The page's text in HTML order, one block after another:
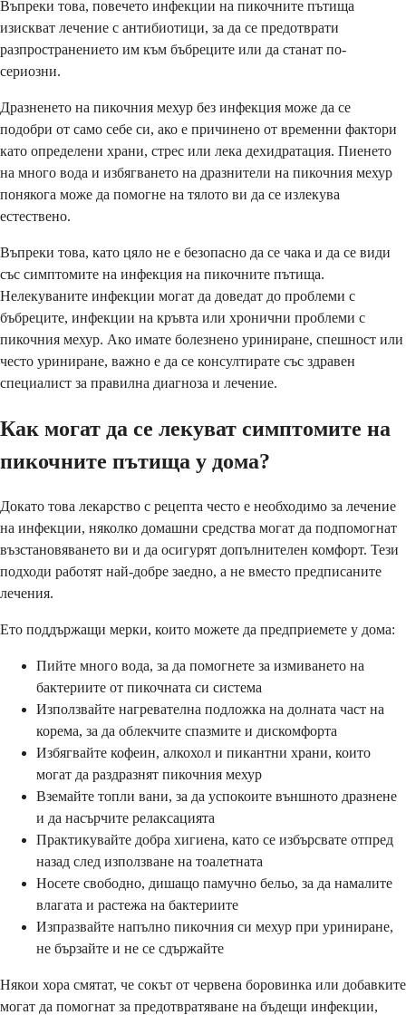
Въпреки това, повечето инфекции на пикочните пътища
изискват лечение с антибиотици, за да се предотврати
разпространението им към бъбреците или да станат по-
сериозни.
Дразненето на пикочния мехур без инфекция може да се
подобри от само себе си, ако е причинено от временни фактори
като определени храни, стрес или лека дехидратация. Пиенето
на много вода и избягването на дразнители на пикочния мехур
понякога може да помогне на тялото ви да се излекува
естествено.
Въпреки това, като цяло не е безопасно да се чака и да се види
със симптомите на инфекция на пикочните пътища.
Нелекуваните инфекции могат да доведат до проблеми с
бъбреците, инфекции на кръвта или хронични проблеми с
пикочния мехур. Ако имате болезнено уриниране, спешност или
често уриниране, важно е да се консултирате със здравен
специалист за правилна диагноза и лечение.
Как могат да се лекуват симптомите на
пикочните пътища у дома?
Докато това лекарство с рецепта често е необходимо за лечение
на инфекции, няколко домашни средства могат да подпомогнат
възстановяването ви и да осигурят допълнителен комфорт. Тези
подходи работят най-добре заедно, а не вместо предписаните
лечения.
Ето поддържащи мерки, които можете да предприемете у дома:
Пийте много вода, за да помогнете за измиването на
бактериите от пикочната си система
Използвайте нагревателна подложка на долната част на
корема, за да облекчите спазмите и дискомфорта
Избягвайте кофеин, алкохол и пикантни храни, които
могат да раздразнят пикочния мехур
Вземайте топли вани, за да успокоите външното дразнене
и да насърчите релаксацията
Практикувайте добра хигиена, като се избърсвате отпред
назад след използване на тоалетната
Носете свободно, дишащо памучно бельо, за да намалите
влагата и растежа на бактериите
Изпразвайте напълно пикочния си мехур при уриниране,
не бързайте и не се сдържайте
Някои хора смятат, че сокът от червена боровинка или добавките
могат да помогнат за предотвратяване на бъдещи инфекции,